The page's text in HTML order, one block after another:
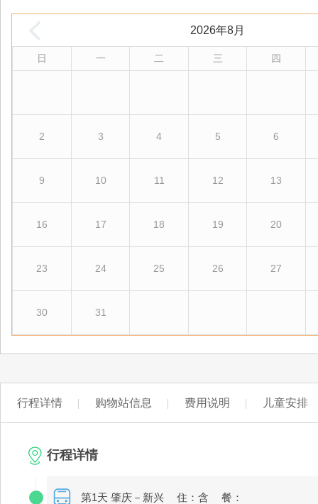
2026年8月
日 一 二 三 四
2 3 4 5 6
9 10 11 12 13
16 17 18 19 20
23 24 25 26 27
30 31
行程详情 购物站信息 费用说明 儿童安排
行程详情
第1天 肇庆－新兴 住：含 餐：